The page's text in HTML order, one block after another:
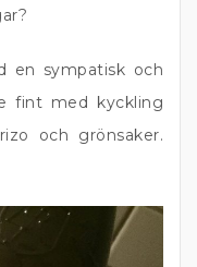
en sympatisk och
fint med kyckling
och grönsaker.